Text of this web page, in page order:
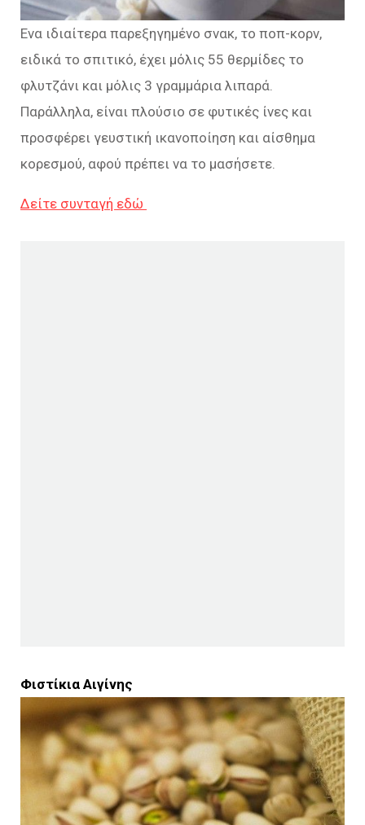
Ενα ιδιαίτερα παρεξηγημένο σνακ, το ποπ-κορν,
ειδικά το σπιτικό, έχει μόλις 55 θερμίδες το
φλυτζάνι και μόλις 3 γραμμάρια λιπαρά.
Παράλληλα, είναι πλούσιο σε φυτικές ίνες και
προσφέρει γευστική ικανοποίηση και αίσθημα
κορεσμού, αφού πρέπει να το μασήσετε.
Δείτε συνταγή εδώ
Φιστίκια Αιγίνης